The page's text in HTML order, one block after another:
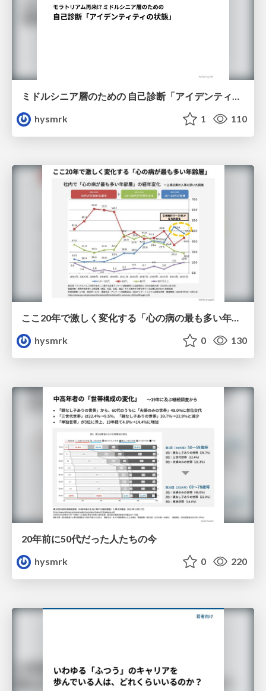
ミドルシニア層のための 自己診断「アイデンティティの状態」
hysmrk
1 110
hysmrk
0 130
20年前に50代だった人たちの今
hysmrk
0 220